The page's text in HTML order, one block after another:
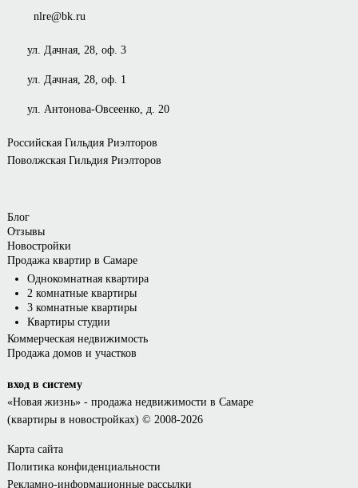
nlre@bk.ru
ул. Дачная, 28, оф. 3
ул. Дачная, 28, оф. 1
ул. Антонова-Овсеенко, д. 20
Российская Гильдия Риэлторов
Поволжская Гильдия Риэлторов
Блог
Отзывы
Новостройки
Продажа квартир в Самаре
Однокомнатная квартира
2 комнатные квартиры
3 комнатные квартиры
Квартиры студии
Коммерческая недвижимость
Продажа домов и участков
вход в систему
«Новая жизнь»- продажа недвижимости в Самаре
(квартиры в новостройках) © 2008-2026
Карта сайта
Политика конфиденциальности
Рекламно-информационные рассылки